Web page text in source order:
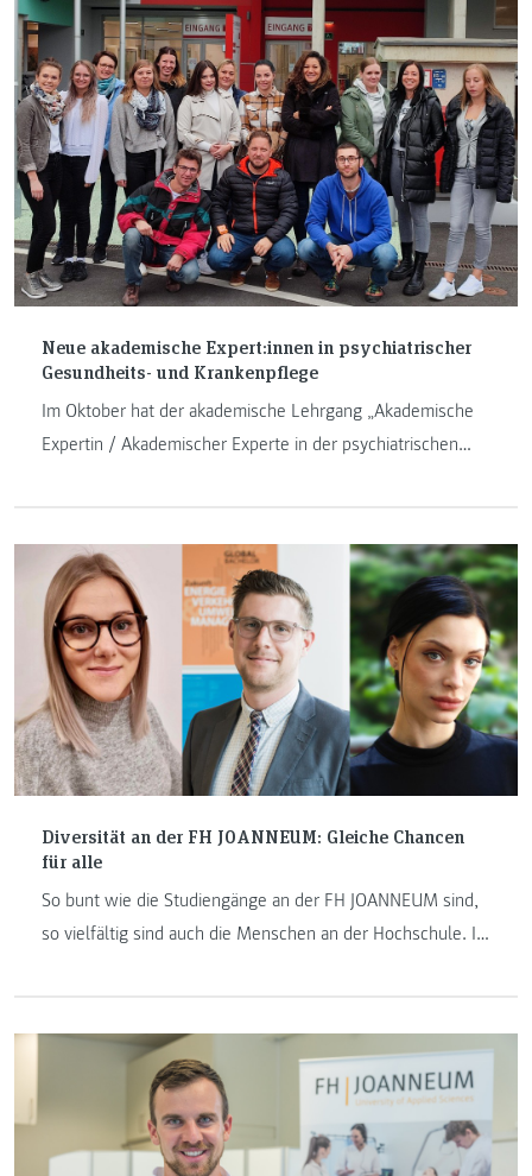
Neue akademische Expert:innen in psychiatrischer
Gesundheits- und Krankenpflege
Im Oktober hat der akademische Lehrgang „Akademische
Expertin / Akademischer Experte in der psychiatrischen
beginnt heuer nicht nur eine neue Ausbildung, sondern
auch ein neuer Lebensabschnitt.
Diversität an der FH JOANNEUM: Gleiche Chancen
für alle
So bunt wie die Studiengänge an der FH JOANNEUM sind,
so vielfältig sind auch die Menschen an der Hochschule. In
Arbeiten mit Beeinträchtigung an der FH JOANNEUM.